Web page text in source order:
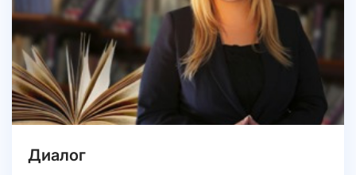
Диалог